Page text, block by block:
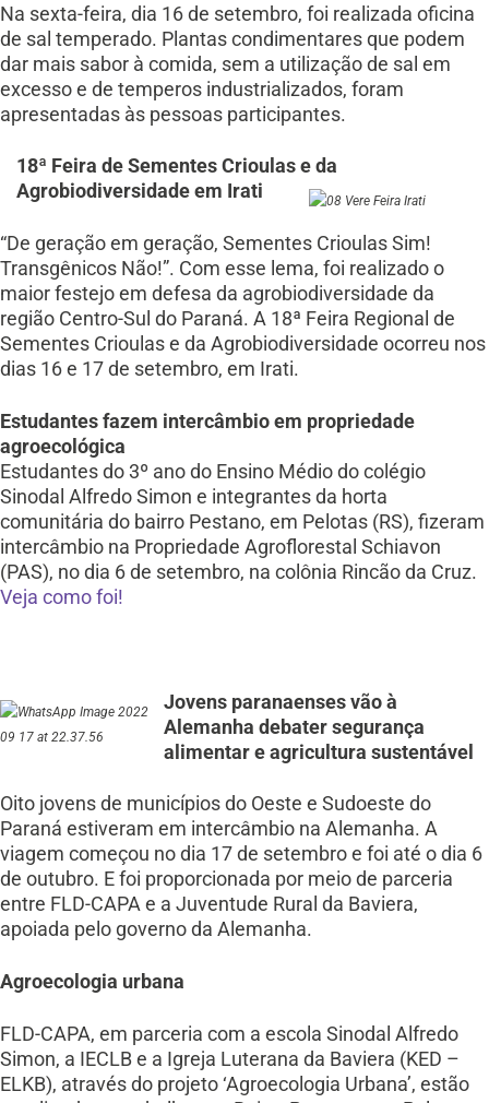
Na sexta-feira, dia 16 de setembro, foi realizada oficina
de sal temperado. Plantas condimentares que podem
dar mais sabor à comida, sem a utilização de sal em
excesso e de temperos industrializados, foram
apresentadas às pessoas participantes.
18ª Feira de Sementes Crioulas e da
Agrobiodiversidade em Irati
“De geração em geração, Sementes Crioulas Sim!
Transgênicos Não!”. Com esse lema, foi realizado o
maior festejo em defesa da agrobiodiversidade da
região Centro-Sul do Paraná. A 18ª Feira Regional de
Sementes Crioulas e da Agrobiodiversidade ocorreu nos
dias 16 e 17 de setembro, em Irati.
Estudantes fazem intercâmbio em propriedade
agroecológica
Estudantes do 3º ano do Ensino Médio do colégio
Sinodal Alfredo Simon e integrantes da horta
comunitária do bairro Pestano, em Pelotas (RS), fizeram
intercâmbio na Propriedade Agroflorestal Schiavon
(PAS), no dia 6 de setembro, na colônia Rincão da Cruz.
Veja como foi!
Jovens paranaenses vão à
Alemanha debater segurança
alimentar e agricultura sustentável
Oito jovens de municípios do Oeste e Sudoeste do
Paraná estiveram em intercâmbio na Alemanha. A
viagem começou no dia 17 de setembro e foi até o dia 6
de outubro. E foi proporcionada por meio de parceria
entre FLD-CAPA e a Juventude Rural da Baviera,
apoiada pelo governo da Alemanha.
Agroecologia urbana
FLD-CAPA, em parceria com a escola Sinodal Alfredo
Simon, a IECLB e a Igreja Luterana da Baviera (KED –
ELKB), através do projeto ‘Agroecologia Urbana’, estão